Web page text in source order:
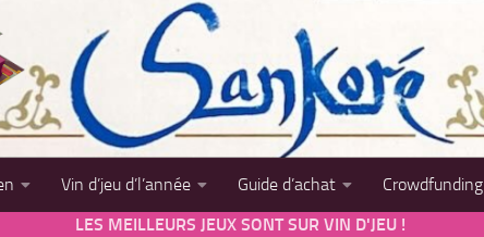
Vin d’jeu d’l’année Guide d’achat Crowdfunding
LES MEILLEURS JEUX SONT SUR VIN D'JEU !